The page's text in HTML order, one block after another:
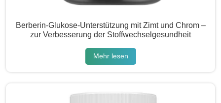
Berberin-Glukose-Unterstützung mit Zimt und Chrom –
zur Verbesserung der Stoffwechselgesundheit
Mehr lesen